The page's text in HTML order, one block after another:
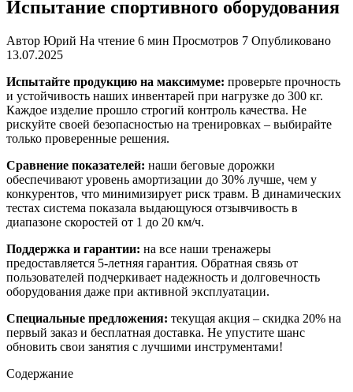
Испытание спортивного оборудования
Автор Юрий На чтение 6 мин Просмотров 7 Опубликовано
13.07.2025
Испытайте продукцию на максимуме: проверьте прочность
и устойчивость наших инвентарей при нагрузке до 300 кг.
Каждое изделие прошло строгий контроль качества. Не
рискуйте своей безопасностью на тренировках – выбирайте
только проверенные решения.
Сравнение показателей: наши беговые дорожки
обеспечивают уровень амортизации до 30% лучше, чем у
конкурентов, что минимизирует риск травм. В динамических
тестах система показала выдающуюся отзывчивость в
диапазоне скоростей от 1 до 20 км/ч.
Поддержка и гарантии: на все наши тренажеры
предоставляется 5-летняя гарантия. Обратная связь от
пользователей подчеркивает надежность и долговечность
оборудования даже при активной эксплуатации.
Специальные предложения: текущая акция – скидка 20% на
первый заказ и бесплатная доставка. Не упустите шанс
обновить свои занятия с лучшими инструментами!
Содержание